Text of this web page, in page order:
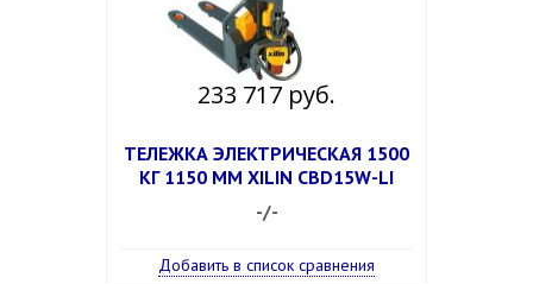
233 717 руб.
ТЕЛЕЖКА ЭЛЕКТРИЧЕСКАЯ 1500
КГ 1150 ММ XILIN CBD15W-LI
-/-
Добавить в список сравнения